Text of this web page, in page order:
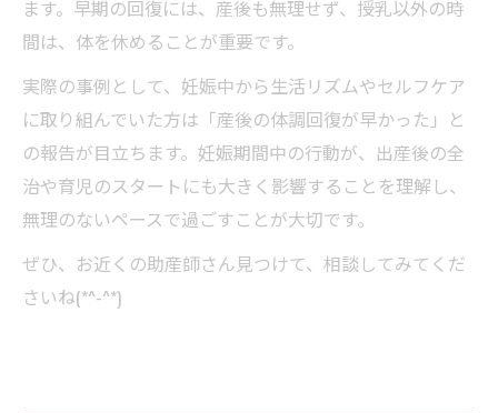
ます。早期の回復には、産後も無理せず、授乳以外の時
間は、体を休めることが重要です。
実際の事例として、妊娠中から生活リズムやセルフケア
に取り組んでいた方は「産後の体調回復が早かった」と
の報告が目立ちます。妊娠期間中の行動が、出産後の全
治や育児のスタートにも大きく影響することを理解し、
無理のないペースで過ごすことが大切です。
ぜひ、お近くの助産師さん見つけて、相談してみてくだ
さいね(*^-^*)